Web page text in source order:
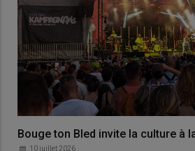
Bouge ton Bled invite la culture à
10 juillet 2026